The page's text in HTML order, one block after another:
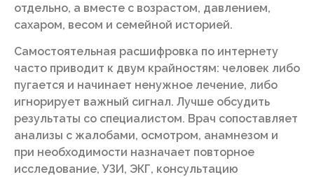
отдельно, а вместе с возрастом, давлением,
сахаром, весом и семейной историей.
Самостоятельная расшифровка по интернету
часто приводит к двум крайностям: человек либо
пугается и начинает ненужное лечение, либо
игнорирует важный сигнал. Лучше обсудить
результаты со специалистом. Врач сопоставляет
анализы с жалобами, осмотром, анамнезом и
при необходимости назначает повторное
исследование, УЗИ, ЭКГ, консультацию